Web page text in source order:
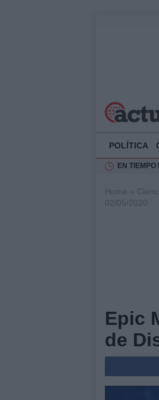
POLÍTICA
EN TIEMPO
Home »
02/05/2020
Epic
de